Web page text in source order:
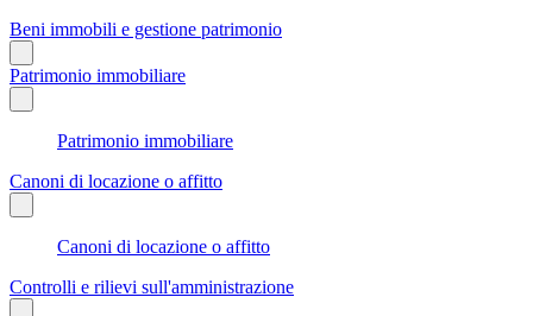
Beni immobili e gestione patrimonio
Patrimonio immobiliare
Patrimonio immobiliare
Canoni di locazione o affitto
Canoni di locazione o affitto
Controlli e rilievi sull'amministrazione